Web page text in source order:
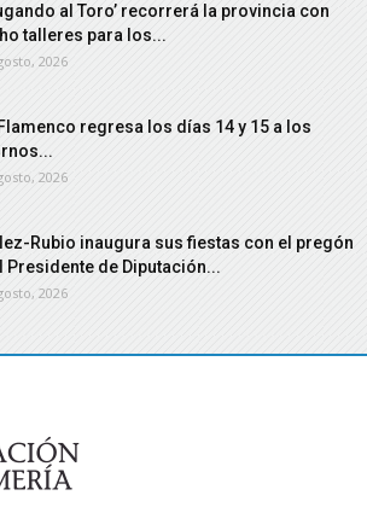
al Toro’ recorrerá la provincia con
talleres para los...
2026
regresa los días 14 y 15 a los
2026
Rubio inaugura sus fiestas con el pregón
Presidente de Diputación...
2026